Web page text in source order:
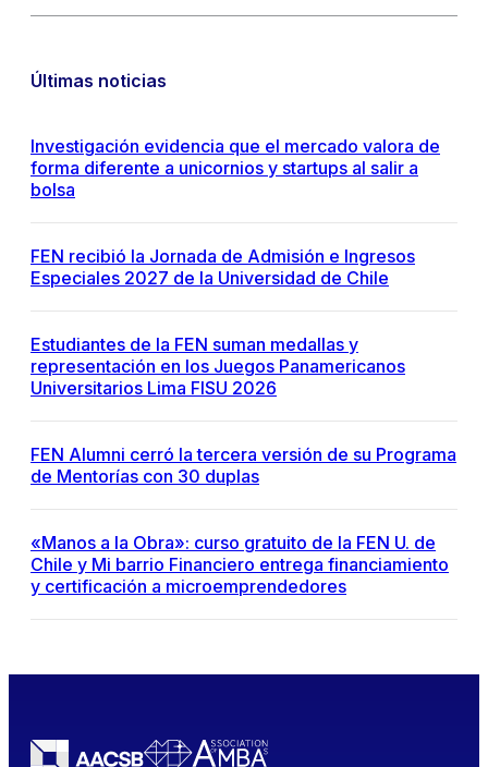
Últimas noticias
Investigación evidencia que el mercado valora de
forma diferente a unicornios y startups al salir a
bolsa
FEN recibió la Jornada de Admisión e Ingresos
Especiales 2027 de la Universidad de Chile
Estudiantes de la FEN suman medallas y
representación en los Juegos Panamericanos
Universitarios Lima FISU 2026
FEN Alumni cerró la tercera versión de su Programa
de Mentorías con 30 duplas
«Manos a la Obra»: curso gratuito de la FEN U. de
Chile y Mi barrio Financiero entrega financiamiento
y certificación a microemprendedores